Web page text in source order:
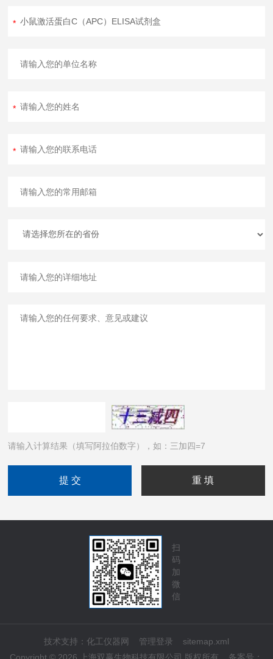
请输入计算结果（填写阿拉伯数字），如：三加四=7
扫
码
加
微
信
技术支持： 化工仪器网 管理登录
sitemap.xml